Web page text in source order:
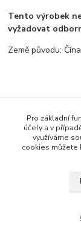
Tento výrobek
vyžadovat
Země původu:
Zboží
Všechno zboží
Senzory a
Pro základní
účely a v
využíváme
cookies můžete